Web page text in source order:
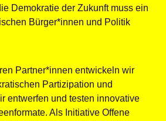
Demokratie der Zukunft muss ein
Bürger*innen und Politik
Partner*innen entwickeln wir
Partizipation und
entwerfen und testen innovative
Als Initiative Offene